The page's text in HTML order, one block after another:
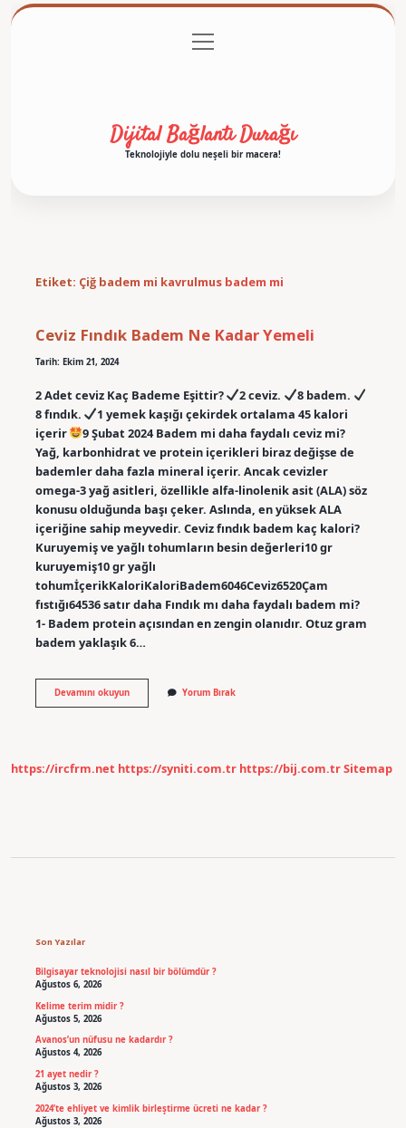
Gizlilik Politikası
menüyü
aç
Dijital Bağlantı Durağı
Teknolojiyle dolu neşeli bir macera!
Etiket: Çiğ badem mi kavrulmus badem mi
Ceviz Fındık Badem Ne Kadar Yemeli
Tarih: Ekim 21, 2024
2 Adet ceviz Kaç Bademe Eşittir? 2 ceviz.
8 badem.
8 fındık.
1 yemek kaşığı çekirdek ortalama 45 kalori
içerir
9 Şubat 2024 Badem mi daha faydalı ceviz mi?
Yağ, karbonhidrat ve protein içerikleri biraz değişse de
bademler daha fazla mineral içerir. Ancak cevizler
omega-3 yağ asitleri, özellikle alfa-linolenik asit (ALA) söz
konusu olduğunda başı çeker. Aslında, en yüksek ALA
içeriğine sahip meyvedir. Ceviz fındık badem kaç kalori?
Kuruyemiş ve yağlı tohumların besin değerleri10 gr
kuruyemiş10 gr yağlı
tohumİçerikKaloriKaloriBadem6046Ceviz6520Çam
fıstığı64536 satır daha Fındık mı daha faydalı badem mi?
1- Badem protein açısından en zengin olanıdır. Otuz gram
badem yaklaşık 6…
Devamını okuyunCeviz
Fındık
Yorum Bırak
https://ircfrm.net https://syniti.com.tr https://bij.com.trSitemap
Son Yazılar
Bilgisayar teknolojisi nasıl bir bölümdür ?
Ağustos 6, 2026
Kelime terim midir ?
Ağustos 5, 2026
Avanos’un nüfusu ne kadardır ?
Ağustos 4, 2026
21 ayet nedir ?
Ağustos 3, 2026
2024’te ehliyet ve kimlik birleştirme ücreti ne kadar ?
Ağustos 3, 2026